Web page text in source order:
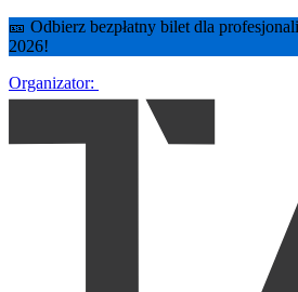
🎫 Odbierz bezpłatny bilet dla
2026!
Organizator: